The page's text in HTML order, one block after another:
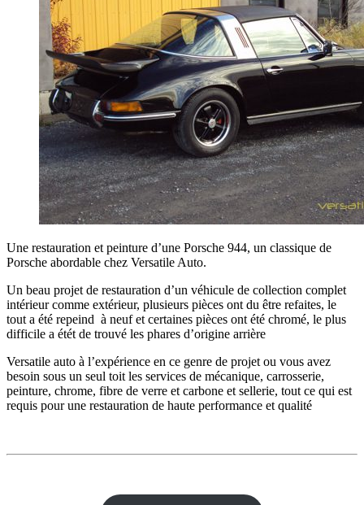
Une restauration et peinture d’une Porsche 944, un classique de
Porsche abordable chez Versatile Auto.
Un beau projet de restauration d’un véhicule de collection complet
intérieur comme extérieur, plusieurs pièces ont du être refaites, le
tout a été repeind à neuf et certaines pièces ont été chromé, le plus
difficile a étét de trouvé les phares d’origine arrière
Versatile auto à l’expérience en ce genre de projet ou vous avez
besoin sous un seul toit les services de mécanique, carrosserie,
peinture, chrome, fibre de verre et carbone et sellerie, tout ce qui est
requis pour une restauration de haute performance et qualité